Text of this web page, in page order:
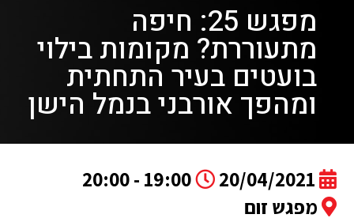
מפגש 25: חיפה
מתעוררת? מקומות בילוי
בועטים בעיר התחתית
ומהפך אורבני בנמל הישן
19:00 - 20:00
מפגש זום